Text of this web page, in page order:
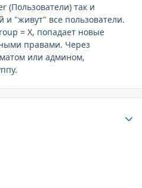
(Пользователи) так и
и "живут" все пользователи.
= Х, попадает новые
правами. Через
или админом,